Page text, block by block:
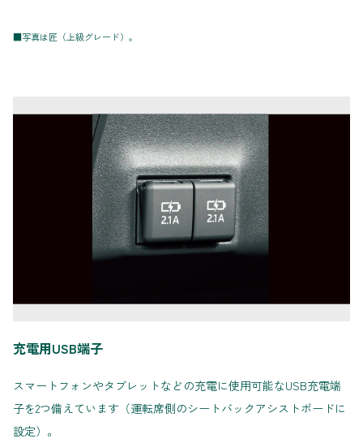
■写真は匠（上級グレード）。
充電用USB端子
スマートフォンやタブレットなどの充電に使用可能なUSB充電端
子を2つ備えています（運転席側のシートバックアシストボードに
設定）。